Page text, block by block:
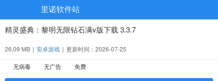
里诺软件站
精灵盛典：黎明无限钻石满v版下载 3.3.7
26.09 MB | 安卓游戏 | 更新时间：2026-07-25
无病毒 无广告 免费